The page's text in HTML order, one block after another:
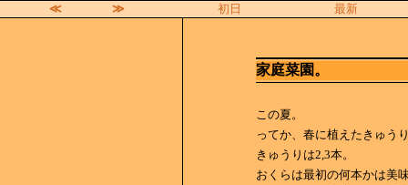
≪ ≫ 初日 最新
家庭菜園。
この夏。
ってか、春に植えたきゅう
きゅうりは2,3本。
おくらは最初の何本かは美